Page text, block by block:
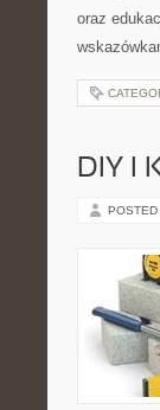
oraz
DIY I
POSTED